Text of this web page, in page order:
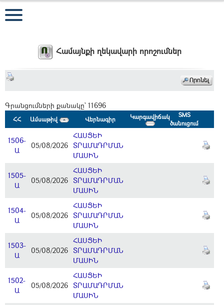
Համայնքի ղեկավարի որոշումներ
Գրանցումների քանակը` 11696
ՀՀ Ամսաթիվ Վերնագիր Կարգավիճակ
SMS
ծանուցում
1506-
Ա
05/08/2026
ՀԱՍՑԵԻ
ՏՐԱՄԱԴՐՄԱՆ
ՄԱՍԻՆ
1505-
Ա
05/08/2026
ՀԱՍՑԵԻ
ՏՐԱՄԱԴՐՄԱՆ
ՄԱՍԻՆ
1504-
Ա
05/08/2026
ՀԱՍՑԵԻ
ՏՐԱՄԱԴՐՄԱՆ
ՄԱՍԻՆ
1503-
Ա
05/08/2026
ՀԱՍՑԵԻ
ՏՐԱՄԱԴՐՄԱՆ
ՄԱՍԻՆ
1502-
Ա
05/08/2026
ՀԱՍՑԵԻ
ՏՐԱՄԱԴՐՄԱՆ
ՄԱՍԻՆ